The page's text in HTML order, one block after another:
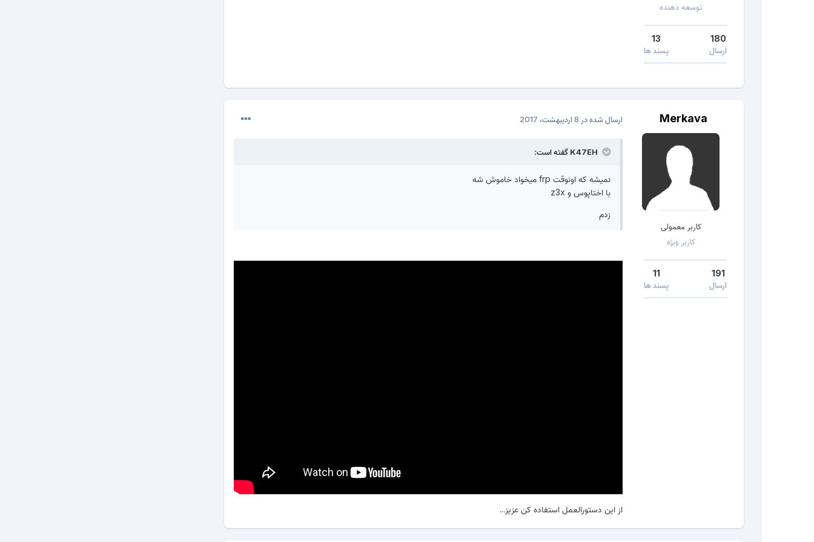
توسعه دهنده
180
ارسال
13
پسند ها
Merkava
کاربر معمولی
کاربر ویژه
191
ارسال
11
پسند ها
ارسال شده در 8 اردیبهشت، 2017
نمیشه که اونوقت frp میخواد خاموش شه
با اختاپوس و z3x
زدم
از این دستورالعمل استفاده کن عزیز...